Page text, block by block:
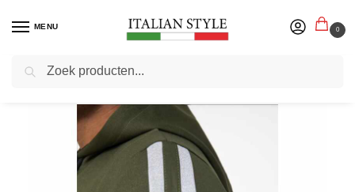
MENU 0
Home Blog / Biker Denim shirts online kopen | Italian Style